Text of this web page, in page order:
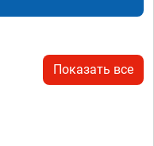
Показать все